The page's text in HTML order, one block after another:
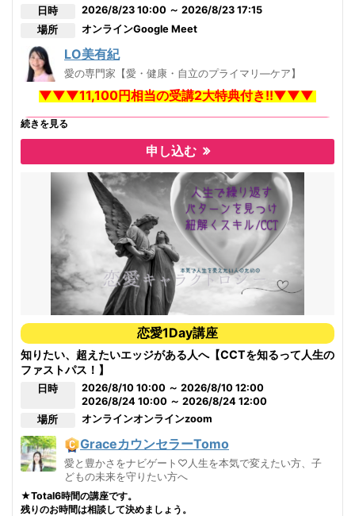
日時
2026/8/23 10:00 ～ 2026/8/23 17:15
場所
オンラインGoogle Meet
LO美有紀
愛の専門家【愛・健康・自立のプライマリ―ケア】
▼▼▼11,100円相当の受講2大特典付き!!▼▼▼
【特典１】
SAS(セルフ・アウェアネス・スキル)
※通常1セッション10,000円
キャラクトロジータイプ別「地雷とツボ」
ハンドブックをテキストに同封してお届け。
※別途購入1,100円
日程が合わない方は
ご都合の良い日時で3時間×2日間など
【合計6時間でのリクエスト開催】も可能です。
お気軽にお問い合わせください。
こんな風に思うこと、ありませんか？
老後のために用意しておいた方がいいお金をどう作って貯めていける
だろう？残りの人生でやりたいことをやっていくために本当にそれで足り
る？
収入のメインは夫が頼りの現状。夫の仕事はこの先大丈夫だろう
か…。できれば私が本当に好きで続けられる仕事で今より稼げるようにな
るにはどうすればいいだろう。
続きを見る
申し込む
恋愛1Day講座
知りたい、超えたいエッジがある人へ【CCTを知るって人生の
ファストパス！】
日時
2026/8/10 10:00 ～ 2026/8/10 12:00
2026/8/24 10:00 ～ 2026/8/24 12:00
場所
オンラインオンラインzoom
GraceカウンセラーTomo
愛と豊かさをナビゲート♡人生を本気で変えたい方、子
どもの未来を守りたい方へ
★Total6時間の講座です。
残りのお時間は相談して決めましょう。